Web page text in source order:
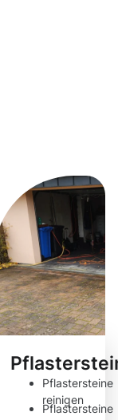
Pflastersteine
reinigen
Pflastersteine